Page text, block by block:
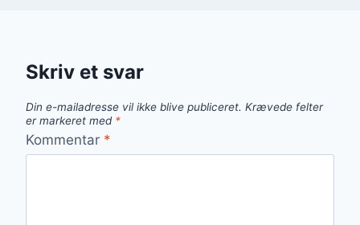
Skriv et svar
Din e-mailadresse vil ikke blive publiceret. Krævede felter
er markeret med *
Kommentar *